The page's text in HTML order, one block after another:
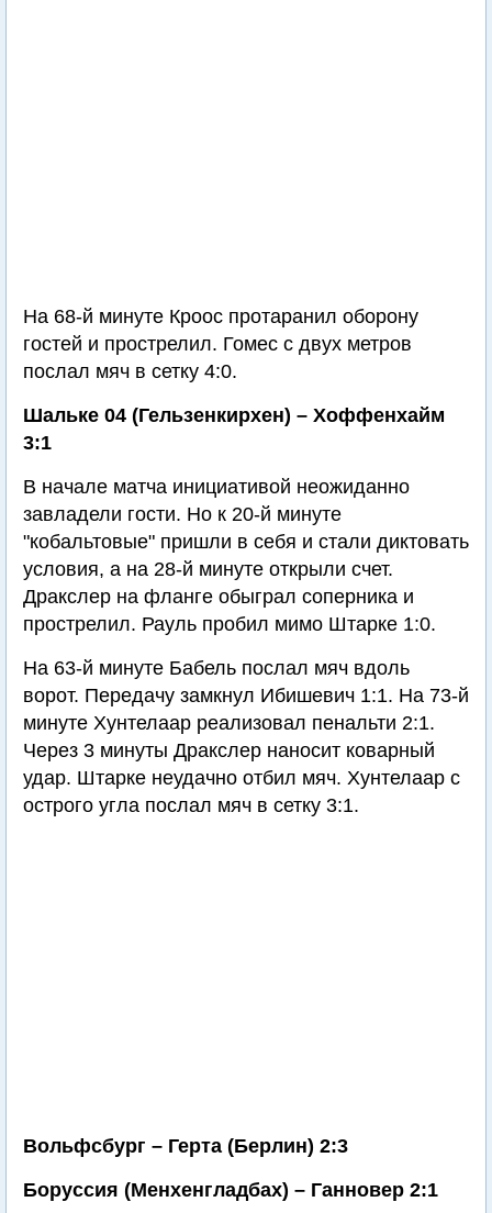
На 68-й минуте Кроос протаранил оборону
гостей и прострелил. Гомес с двух метров
послал мяч в сетку 4:0.
Шальке 04 (Гельзенкирхен) – Хоффенхайм
3:1
В начале матча инициативой неожиданно
завладели гости. Но к 20-й минуте
"кобальтовые" пришли в себя и стали диктовать
условия, а на 28-й минуте открыли счет.
Дракслер на фланге обыграл соперника и
прострелил. Рауль пробил мимо Штарке 1:0.
На 63-й минуте Бабель послал мяч вдоль
ворот. Передачу замкнул Ибишевич 1:1. На 73-й
минуте Хунтелаар реализовал пенальти 2:1.
Через 3 минуты Дракслер наносит коварный
удар. Штарке неудачно отбил мяч. Хунтелаар с
острого угла послал мяч в сетку 3:1.
Вольфсбург – Герта (Берлин) 2:3
Боруссия (Менхенгладбах) – Ганновер 2:1